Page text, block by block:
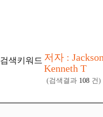
검색키워드 저자 :
Kenneth T
(검색결과 108 건)